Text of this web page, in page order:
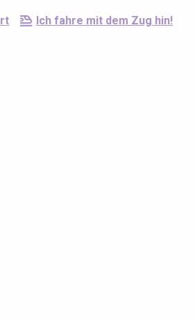
Ich fahre mit dem Zug hin!